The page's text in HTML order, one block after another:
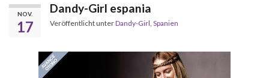
NOV.
17
Dandy-Girl espania
Veröffentlicht unterDandy-Girl Spanien